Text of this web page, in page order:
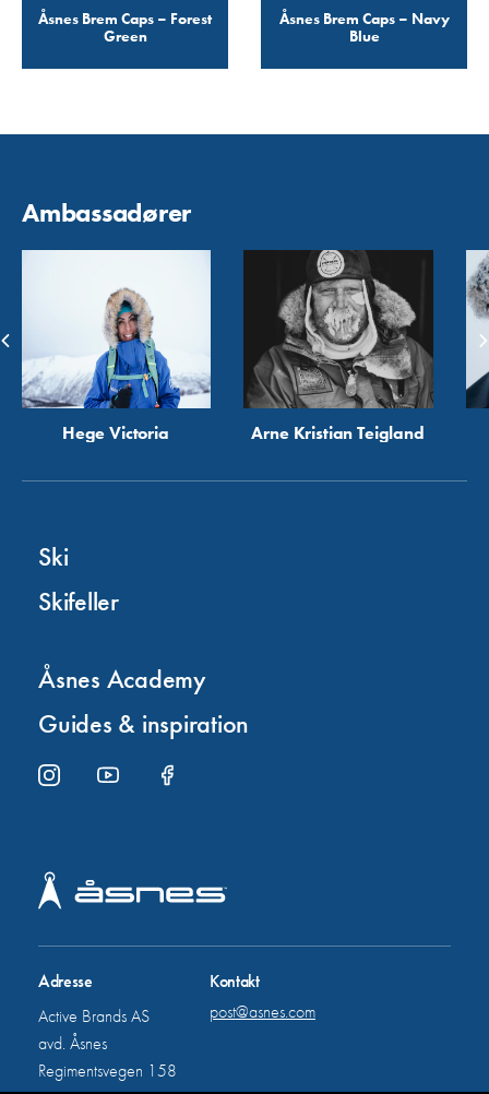
Åsnes Brem Caps – Forest
Green
Åsnes Brem Caps – Navy
Blue
Ambassadører
Hege Victoria Arne Kristian Teigland
Adresse
Active Brands AS
avd. Åsnes
Regimentsvegen 158
Kontakt
post@asnes.com
Ski
Skifeller
Åsnes Academy
Guides & inspiration